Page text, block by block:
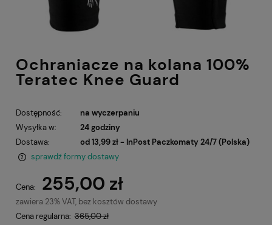
Ochraniacze na kolana 100%
Teratec Knee Guard
Dostępność:
na wyczerpaniu
Wysyłka w:
24 godziny
Dostawa:
od 13,99 zł - InPost Paczkomaty 24/7 (Polska)
sprawdź formy dostawy
Cena: 255,00 zł
zawiera 23% VAT, bez kosztów dostawy
Cena regularna: 365,00 zł